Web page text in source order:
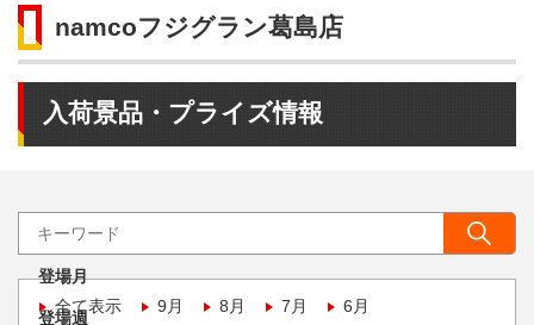
namcoフジグラン葛島店
入荷景品・プライズ情報
登場月
全て表示
9月 8月 7月 6月
登場週